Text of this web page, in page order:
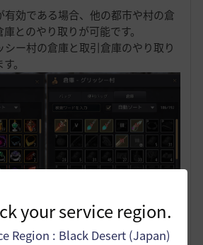
your service region.
Region : Black Desert (Japan)
有効である場合、他の都市や村の倉
とのやり取りが可能です。
ー村の倉庫と取引倉庫のやり取り
。